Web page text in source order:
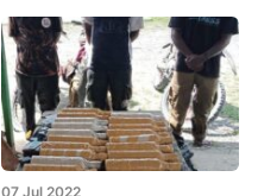
07 Jul 2022